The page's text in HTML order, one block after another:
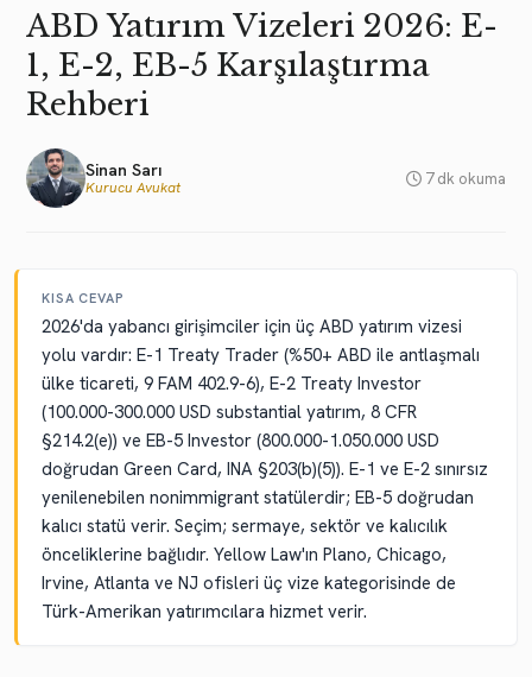
ABD Yatırım Vizeleri 2026: E-
1, E-2, EB-5 Karşılaştırma
Rehberi
Sinan Sarı
Kurucu Avukat 7 dk okuma
KISA CEVAP
2026'da yabancı girişimciler için üç ABD yatırım vizesi
yolu vardır: E-1 Treaty Trader (%50+ ABD ile antlaşmalı
ülke ticareti, 9 FAM 402.9-6), E-2 Treaty Investor
(100.000-300.000 USD substantial yatırım, 8 CFR
§214.2(e)) ve EB-5 Investor (800.000-1.050.000 USD
doğrudan Green Card, INA §203(b)(5)). E-1 ve E-2 sınırsız
yenilenebilen nonimmigrant statülerdir; EB-5 doğrudan
kalıcı statü verir. Seçim; sermaye, sektör ve kalıcılık
önceliklerine bağlıdır. Yellow Law'ın Plano, Chicago,
Irvine, Atlanta ve NJ ofisleri üç vize kategorisinde de
Türk-Amerikan yatırımcılara hizmet verir.